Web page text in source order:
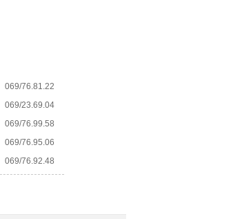
069/76.81.22
069/23.69.04
069/76.99.58
069/76.95.06
069/76.92.48